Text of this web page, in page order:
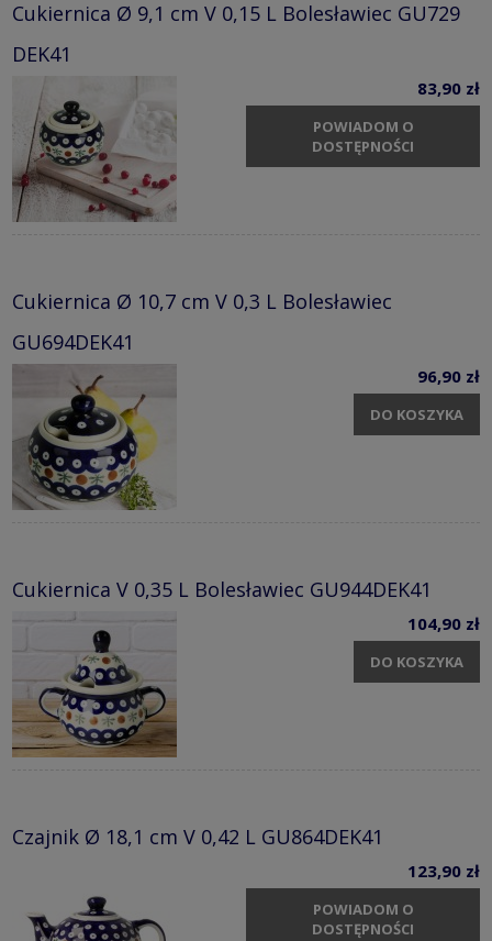
Cukiernica Ø 9,1 cm V 0,15 L Bolesławiec GU729
DEK41
83,90 zł
POWIADOM O
DOSTĘPNOŚCI
Cukiernica Ø 10,7 cm V 0,3 L Bolesławiec
GU694DEK41
96,90 zł
DO KOSZYKA
Cukiernica V 0,35 L Bolesławiec GU944DEK41
104,90 zł
DO KOSZYKA
Czajnik Ø 18,1 cm V 0,42 L GU864DEK41
123,90 zł
POWIADOM O
DOSTĘPNOŚCI